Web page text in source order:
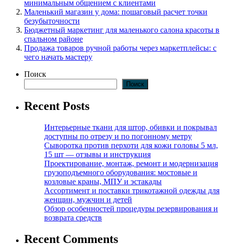
минимальным общением с клиентами
Маленький магазин у дома: пошаговый расчет точки
безубыточности
Бюджетный маркетинг для маленького салона красоты в
спальном районе
Продажа товаров ручной работы через маркетплейсы: с
чего начать мастеру
Поиск
Поиск
Recent Posts
Интерьерные ткани для штор, обивки и покрывал
доступны по отрезу и по погонному метру
Сыворотка против перхоти для кожи головы 5 мл,
15 шт — отзывы и инструкция
Проектирование, монтаж, ремонт и модернизация
грузоподъемного оборудования: мостовые и
козловые краны, МПУ и эстакады
Ассортимент и поставки трикотажной одежды для
женщин, мужчин и детей
Обзор особенностей процедуры резервирования и
возврата средств
Recent Comments